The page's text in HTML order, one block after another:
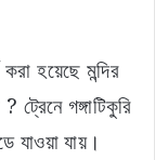
হয়েছে মন্দির
গঙ্গাটিকুরি
যাওয়া যায়।